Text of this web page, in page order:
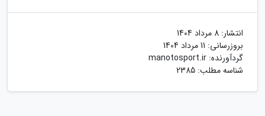
انتشار: 8 مرداد 1404
بروزرسانی: 11 مرداد 1404
گردآورنده: manotosport.ir
شناسه مطلب: 2385